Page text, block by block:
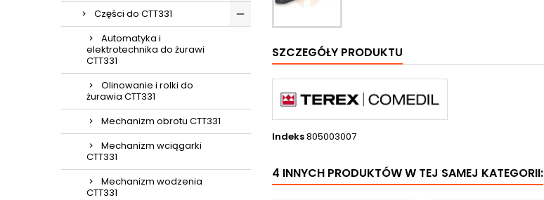
Części do CTT331
Automatyka i
elektrotechnika do żurawi
CTT331
Olinowanie i rolki do
żurawia CTT331
Mechanizm obrotu CTT331
Mechanizm wciągarki
CTT331
Mechanizm wodzenia
CTT331
SZCZEGÓŁY PRODUKTU
Indeks805003007
4 INNYCH PRODUKTÓW W TEJ SAMEJ KATEGORII: